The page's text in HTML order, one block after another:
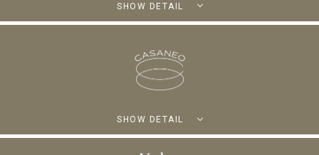
SHOW DETAIL
SHOW DETAIL